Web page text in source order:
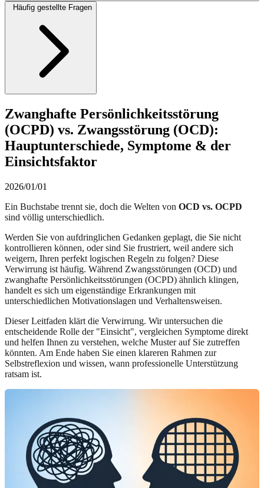
Häufig gestellte Fragen
Zwanghafte Persönlichkeitsstörung
(OCPD) vs. Zwangsstörung (OCD):
Hauptunterschiede, Symptome & der
Einsichtsfaktor
2026/01/01
Ein Buchstabe trennt sie, doch die Welten von OCD vs. OCPD
sind völlig unterschiedlich.
Werden Sie von aufdringlichen Gedanken geplagt, die Sie nicht
kontrollieren können, oder sind Sie frustriert, weil andere sich
weigern, Ihren perfekt logischen Regeln zu folgen? Diese
Verwirrung ist häufig. Während Zwangsstörungen (OCD) und
zwanghafte Persönlichkeitsstörungen (OCPD) ähnlich klingen,
handelt es sich um eigenständige Erkrankungen mit
unterschiedlichen Motivationslagen und Verhaltensweisen.
Dieser Leitfaden klärt die Verwirrung. Wir untersuchen die
entscheidende Rolle der "Einsicht", vergleichen Symptome direkt
und helfen Ihnen zu verstehen, welche Muster auf Sie zutreffen
könnten. Am Ende haben Sie einen klareren Rahmen zur
Selbstreflexion und wissen, wann professionelle Unterstützung
ratsam ist.